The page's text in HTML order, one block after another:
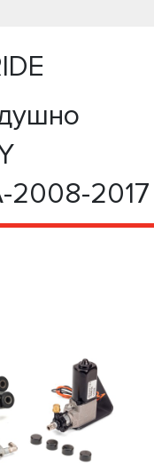
2008-2017